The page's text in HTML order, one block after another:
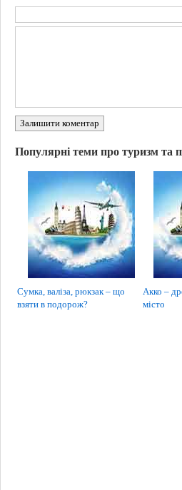
Залишити коментар
Популярні теми про туризм та
Сумка, валіза, рюкзак – що
взяти в подорож?
Акко –
місто